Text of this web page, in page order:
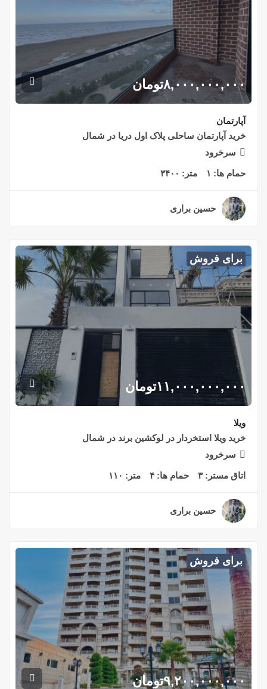
۸,۰۰۰,۰۰۰,۰۰۰تومان
آپارتمان
خرید آپارتمان ساحلی پلاک اول دریا در شمال
سرخرود
حمام ها: ۱ متر: ۳۴۰۰
حسین براری
برای فروش
۱۱,۰۰۰,۰۰۰,۰۰۰تومان
ویلا
خرید ویلا استخردار در لوکشین برند در شمال
سرخرود
اتاق مستر:۳ حمام ها: ۴ متر: ۱۱۰
حسین براری
برای فروش
۹,۲۰۰,۰۰۰,۰۰۰تومان